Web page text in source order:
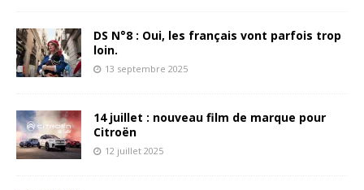
DS N°8 : Oui, les français vont parfois trop
loin.
13 septembre 2025
14 juillet : nouveau film de marque pour
Citroën
12 juillet 2025